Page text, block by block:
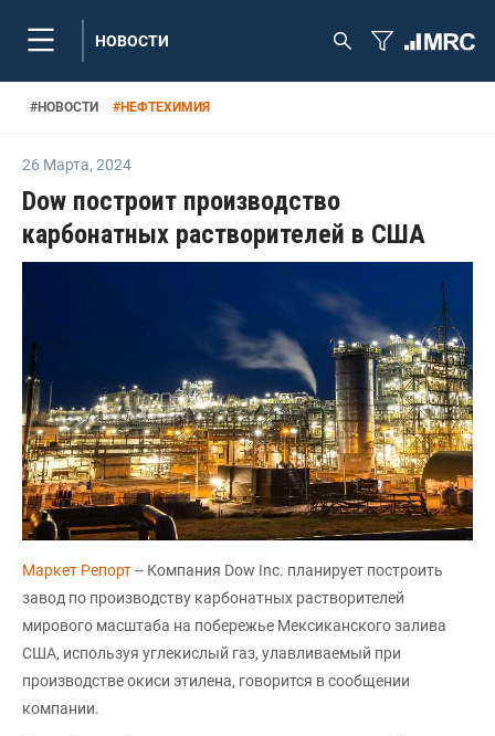
НОВОСТИ
#НОВОСТИ #НЕФТЕХИМИЯ
26 Марта, 2024
Dow построит производство
карбонатных растворителей в США
Маркет Репорт-- Компания Dow Inc. планирует построить
завод по производству карбонатных растворителей
мирового масштаба на побережье Мексиканского залива
США, используя углекислый газ, улавливаемый при
производстве окиси этилена, говорится в сообщении
компании.